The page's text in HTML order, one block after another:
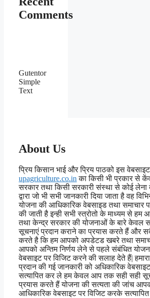
Comments
Gutentor
Simple
Text
About Us
प्रिय किसान भाई और प्रिय पाठको इस वेबसाइट
upagriculture.co.in का किसी भी प्रकार से
सरकार तथा किसी सरकारी संस्था से कोई लेना
द्वारा जो भी सभी जानकारी दिया जाता है वह
योजना की आधिकारिक वेबसाइड तथा समाचार
की जाती है इन्ही सभी स्त्रोतो के माध्यम से हम
तथा केन्द्र सरकार की योजनाओं के बारे केवल
सूचनाएं प्रदान कराने का प्रयास करते हैं और
करते है कि हम आपको अपडेटड खबरे तथा
आपको अन्तिम निर्णय लेने से पहले संबंधित
वेबसाइट पर विजिट करने की सलाह देते हैं|
प्रदान की गई जानकारी को अधिकारिक
सत्यापित कर ले हम केवल आप तक सही सही
प्रयास करते हैं योजना की सत्यता की जांच
आधिकारिक वेबसाइट पर विजिट करके सत्यापित